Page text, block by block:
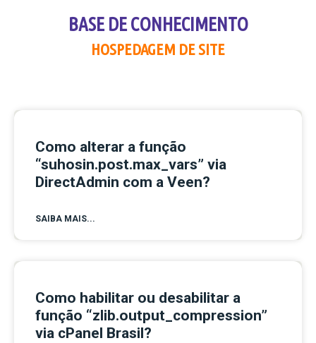
BASE DE CONHECIMENTO
HOSPEDAGEM DE SITE
Como alterar a função
“suhosin.post.max_vars” via
DirectAdmin com a Veen?
SAIBA MAIS...
Como habilitar ou desabilitar a
função “zlib.output_compression”
via cPanel Brasil?